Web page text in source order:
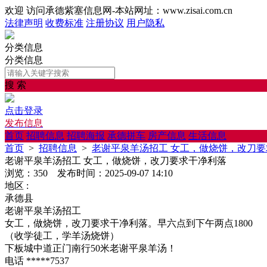
欢迎 访问承德紫塞信息网-本站网址：www.zisai.com.cn
法律声明 收费标准 注册协议 用户隐私
分类信息
分类信息
搜 索
点击登录
发布信息
首页 招聘信息 招聘海报 承德拼车 房产信息 生活信息
首页 > 招聘信息 > 老谢平泉羊汤招工 女工，做烧饼，改刀
老谢平泉羊汤招工 女工，做烧饼，改刀要求干净利落
浏览：350 发布时间：2025-09-07 14:10
地区 :
承德县
老谢平泉羊汤招工
女工，做烧饼，改刀要求干净利落。早六点到下午两点1800
（收学徒工，学羊汤烧饼）
下板城中道正门南行50米老谢平泉羊汤！
电话 *****7537